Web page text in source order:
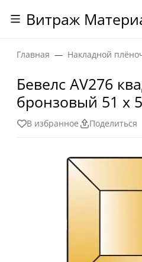
Витраж
Главная Накладной
Бевелс AV276
бронзовый 51 х
В избранное Поделиться